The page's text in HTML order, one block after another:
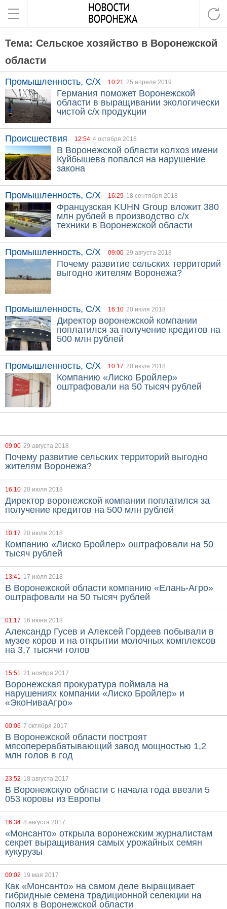
Тема: Сельское хозяйство в Воронежской
области
Промышленность, С/Х 10:21 25 апреля 2019
Германия поможет Воронежской
области в выращивании экологически
чистой с/х продукции
Происшествия 12:54 4 октября 2018
В Воронежской области колхоз имени
Куйбышева попался на нарушение
закона
Промышленность, С/Х 16:29 18 сентября 2018
Французская KUHN Group вложит 380
млн рублей в производство с/х
техники в Воронежской области
Промышленность, С/Х 09:00 29 августа 2018
Почему развитие сельских территорий
выгодно жителям Воронежа?
Промышленность, С/Х 16:10 20 июля 2018
Директор воронежской компании
поплатился за получение кредитов на
500 млн рублей
Промышленность, С/Х 10:17 20 июля 2018
Компанию «Лиско Бройлер»
оштрафовали на 50 тысяч рублей
09:00 29 августа 2018
Почему развитие сельских территорий выгодно
жителям Воронежа?
16:10 20 июля 2018
Директор воронежской компании поплатился за
получение кредитов на 500 млн рублей
10:17 20 июля 2018
Компанию «Лиско Бройлер» оштрафовали на 50
тысяч рублей
13:41 17 июля 2018
В Воронежской области компанию «Елань-Агро»
оштрафовали на 50 тысяч рублей
01:17 16 июня 2018
Александр Гусев и Алексей Гордеев побывали в
музее коров и на открытии молочных комплексов
на 3,7 тысячи голов
15:51 21 ноября 2017
Воронежская прокуратура поймала на
нарушениях компании «Лиско Бройлер» и
«ЭкоНиваАгро»
00:06 7 октября 2017
В Воронежской области построят
мясоперерабатывающий завод мощностью 1,2
млн голов в год
23:52 18 августа 2017
В Воронежскую области с начала года ввезли 5
053 коровы из Европы
16:34 8 августа 2017
«Монсанто» открыла воронежским журналистам
секрет выращивания самых урожайных семян
кукурузы
00:02 19 мая 2017
Как «Монсанто» на самом деле выращивает
гибридные семена традиционной селекции на
полях в Воронежской области